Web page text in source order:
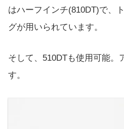
はハーフインチ(810DT)で、
グが用いられています。
そして、510DTも使用可能。
す。